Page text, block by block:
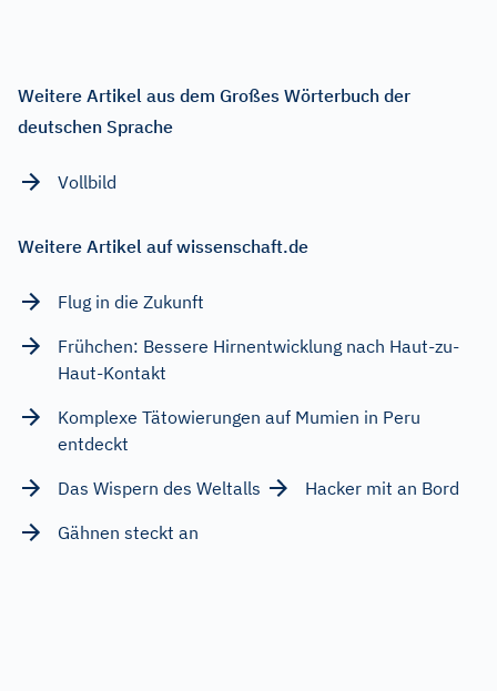
Weitere Artikel aus dem Großes Wörterbuch der
deutschen Sprache
Vollbild
Weitere Artikel auf wissenschaft.de
Flug in die Zukunft
Frühchen: Bessere Hirnentwicklung nach Haut-zu-
Haut-Kontakt
Komplexe Tätowierungen auf Mumien in Peru
entdeckt
Das Wispern des Weltalls
Hacker mit an Bord
Gähnen steckt an